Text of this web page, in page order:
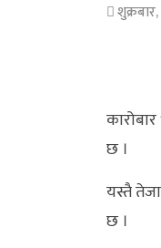
छ ।
यस्तै
छ ।